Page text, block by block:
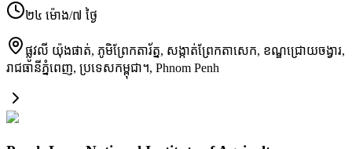
២៤ ម៉ោង/៧ ថ្ងៃ
ផ្លូវ​លី យ៉ុងផាត់, ភូមិ​ព្រែកតារ័ត្ន, សង្កាត់​ព្រែកតាសេក, ខណ្ឌ​ជ្រោយចង្វារ,
រាជធានី​ភ្នំពេញ, ប្រទេស​កម្ពុជា។, Phnom Penh